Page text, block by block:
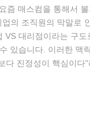
즘 매스컴을 통해서
의 조직원의 막말로
대리점이라는 구도
있습니다. 이러한 맥
다 진정성이 핵심이다